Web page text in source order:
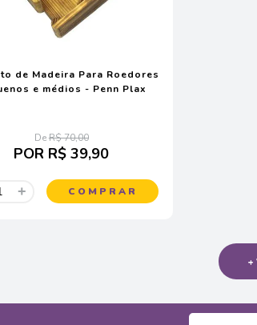
de Madeira Para Roedores
e médios - Penn Plax
DeR$ 70,00
POR R$ 39,90
+ COMPRAR
+